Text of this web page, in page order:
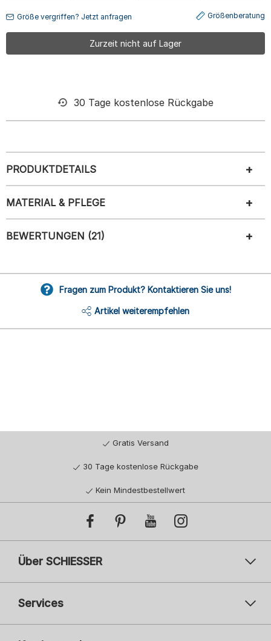
Größe vergriffen? Jetzt anfragen Größenberatung
Zurzeit nicht auf Lager
30 Tage kostenlose Rückgabe
Kein Mindestbestellwert
PRODUKTDETAILS
MATERIAL & PFLEGE
BEWERTUNGEN (21)
Fragen zum Produkt? Kontaktieren Sie uns!
Artikel weiterempfehlen
Gratis Versand
30 Tage kostenlose Rückgabe
Kein Mindestbestellwert
Über SCHIESSER
Services